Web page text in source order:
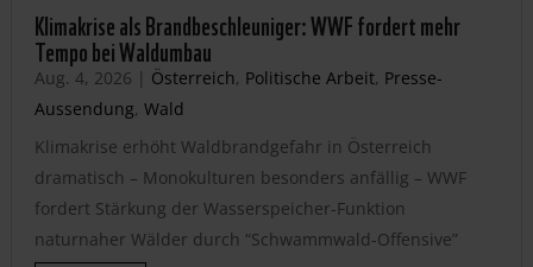
Klimakrise als Brandbeschleuniger: WWF fordert mehr
Tempo bei Waldumbau
Aug. 4, 2026 | Österreich, Politische Arbeit, Presse-
Aussendung, Wald
Klimakrise erhöht Waldbrandgefahr in Österreich
dramatisch – Monokulturen besonders anfällig – WWF
fordert Stärkung der Wasserspeicher-Funktion
naturnaher Wälder durch “Schwammwald-Offensive”